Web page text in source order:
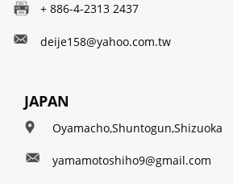
+ 886-4-2313 2437
deije158@yahoo.com.tw
JAPAN
Oyamacho,Shuntogun,Shizuoka
yamamotoshiho9@gmail.com